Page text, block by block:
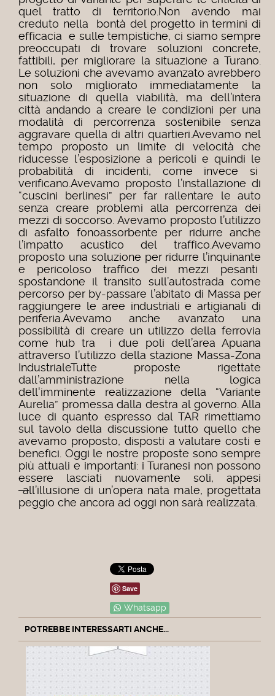
quel tratto di territorio. Non avendo mai
creduto nella bontà del progetto in termini di
efficacia e sulle tempistiche, ci siamo sempre
preoccupati di trovare soluzioni concrete,
fattibili, per migliorare la situazione a Turano.
Le soluzioni che avevamo avanzato avrebbero
non solo migliorato immediatamente la
situazione di quella viabilità, ma dell’intera
città andando a creare le condizioni per una
modalità di percorrenza sostenibile senza
aggravare quella di altri quartieri.Avevamo nel
tempo proposto un limite di velocità che
riducesse l’esposizione a pericoli e quindi le
probabilità di incidenti, come invece si
verificano.Avevamo proposto l’installazione di
“cuscini berlinesi” per far rallentare le auto
senza creare problemi alla percorrenza dei
mezzi di soccorso. Avevamo proposto l’utilizzo
di asfalto fonoassorbente per ridurre anche
l’impatto acustico del traffico.Avevamo
proposto una soluzione per ridurre l’inquinante
e pericoloso traffico dei mezzi pesanti
spostandone il transito sull’autostrada come
percorso per by-passare l’abitato di Massa per
raggiungere le aree industriali e artigianali di
periferia.Avevamo anche avanzato una
possibilità di creare un utilizzo della ferrovia
come hub tra i due poli dell’area Apuana
attraverso l’utilizzo della stazione Massa-Zona
IndustrialeTutte proposte rigettate
dall’amministrazione nella logica
dell'imminente realizzazione della “Variante
Aurelia” promessa dalla destra al governo. Alla
luce di quanto espresso dal TAR rimettiamo
sul tavolo della discussione tutto quello che
avevamo proposto, disposti a valutare costi e
benefici. Oggi le nostre proposte sono sempre
più attuali e importanti: i Turanesi non possono
essere lasciati nuovamente soli, appesi
all’illusione di un’opera nata male, progettata
peggio che ancora ad oggi non sarà realizzata.
Save
Whatsapp
POTREBBE INTERESSARTI ANCHE...